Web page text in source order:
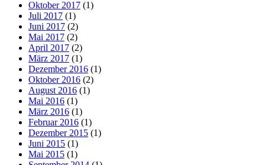
Oktober 2017 (1)
Juli 2017 (1)
Juni 2017 (2)
Mai 2017 (2)
April 2017 (2)
März 2017 (1)
Dezember 2016 (1)
Oktober 2016 (2)
August 2016 (1)
Mai 2016 (1)
März 2016 (1)
Februar 2016 (1)
Dezember 2015 (1)
Juni 2015 (1)
Mai 2015 (1)